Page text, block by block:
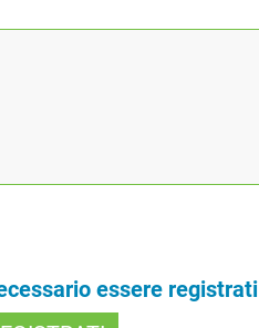
essere registrati